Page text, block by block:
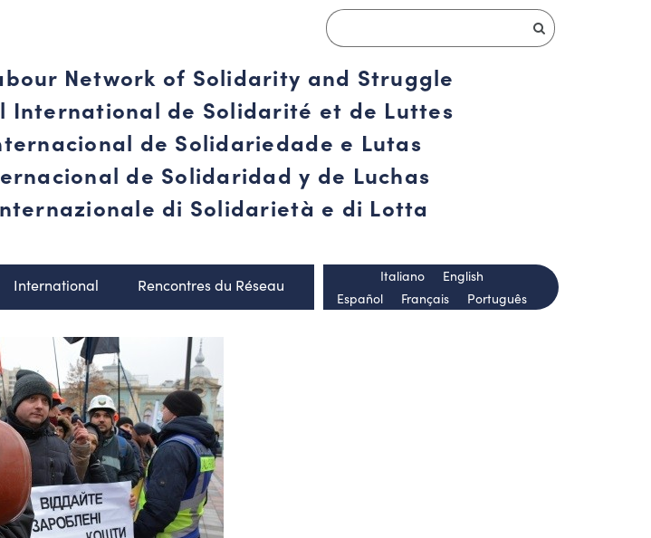
Network of Solidarity and Struggle
International de Solidarité et de Luttes
de Solidariedade e Lutas
de Solidaridad y de Luchas
di Solidarietà e di Lotta
International Rencontres du Réseau
Español Français Português
Italiano English